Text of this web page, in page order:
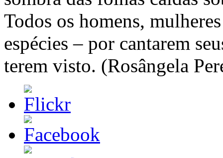
Todos os homens,
espécies – por cantarem
terem visto. (Rosângela